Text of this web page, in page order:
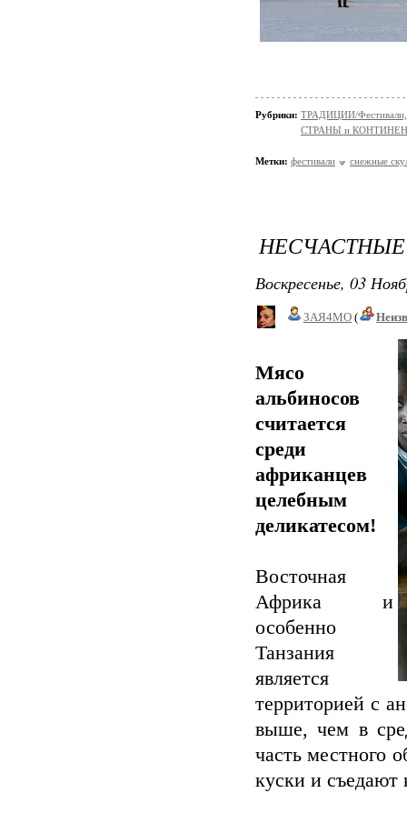
Рубрики: ТРАДИЦИИ/
СТРАНЫ и
Метки: фестивали снежные
Воскресенье, 03
ЗАЯ4МО (
Мясо
альбиносов
считается
среди
африканцев
целебным
деликатесом!
Восточная
Африка и
особенно
Танзания
является
территорией с
выше, чем в
часть местного
куски и съедают